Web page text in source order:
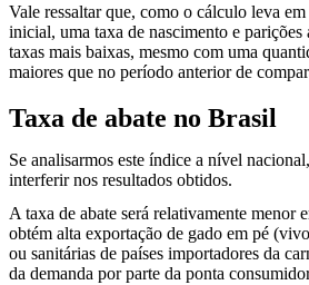
Vale ressaltar que, como o cálculo leva
inicial, uma taxa de nascimento e parições
taxas mais baixas, mesmo com uma
maiores que no período anterior de
Taxa de abate no Brasil
Se analisarmos este índice a nível
interferir nos resultados obtidos.
A taxa de abate será relativamente menor
obtém alta exportação de gado em pé
ou sanitárias de países importadores da
da demanda por parte da ponta